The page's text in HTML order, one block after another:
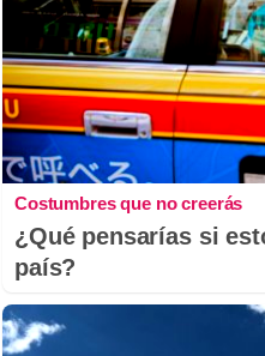
Costumbres que no creerás
¿Qué pensarías si
país?